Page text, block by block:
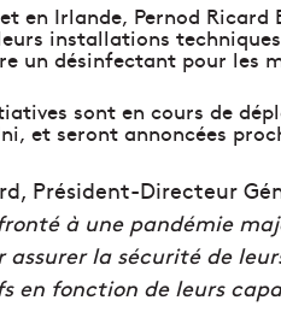
et en Irlande, Pernod
installations
un désinfectant pour les
sont en cours de
et seront annoncées
Président-Directeur
à une pandémie
assurer la sécurité de
en fonction de leurs